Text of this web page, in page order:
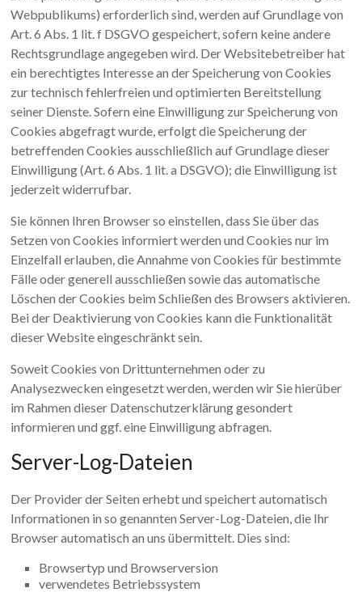
Webpublikums) erforderlich sind, werden auf Grundlage von
Art. 6 Abs. 1 lit. f DSGVO gespeichert, sofern keine andere
Rechtsgrundlage angegeben wird. Der Websitebetreiber hat
ein berechtigtes Interesse an der Speicherung von Cookies
zur technisch fehlerfreien und optimierten Bereitstellung
seiner Dienste. Sofern eine Einwilligung zur Speicherung von
Cookies abgefragt wurde, erfolgt die Speicherung der
betreffenden Cookies ausschließlich auf Grundlage dieser
Einwilligung (Art. 6 Abs. 1 lit. a DSGVO); die Einwilligung ist
jederzeit widerrufbar.
Sie können Ihren Browser so einstellen, dass Sie über das
Setzen von Cookies informiert werden und Cookies nur im
Einzelfall erlauben, die Annahme von Cookies für bestimmte
Fälle oder generell ausschließen sowie das automatische
Löschen der Cookies beim Schließen des Browsers aktivieren.
Bei der Deaktivierung von Cookies kann die Funktionalität
dieser Website eingeschränkt sein.
Soweit Cookies von Drittunternehmen oder zu
Analysezwecken eingesetzt werden, werden wir Sie hierüber
im Rahmen dieser Datenschutzerklärung gesondert
informieren und ggf. eine Einwilligung abfragen.
Server-Log-Dateien
Der Provider der Seiten erhebt und speichert automatisch
Informationen in so genannten Server-Log-Dateien, die Ihr
Browser automatisch an uns übermittelt. Dies sind:
Browsertyp und Browserversion
verwendetes Betriebssystem